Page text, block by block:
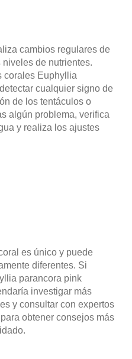
cambios regulares de
de nutrientes.
corales Euphyllia
cualquier signo de
de los tentáculos o
algún problema, verifica
y realiza los ajustes
es único y puede
diferentes. Si
parancora pink
investigar más
y consultar con expertos
obtener consejos más